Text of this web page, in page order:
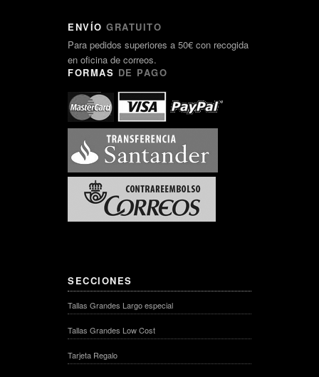
ENVÍO GRATUITO
Para pedidos superiores a 50€ con recogida
en oficina de correos.
FORMAS DE PAGO
SECCIONES
Tallas Grandes Largo especial
Tallas Grandes Low Cost
Tarjeta Regalo